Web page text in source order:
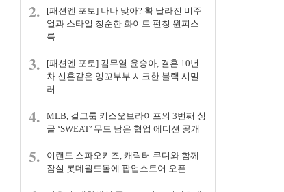
2.
[패션엔 포토] 나나 맞아? 확 달라진 비주
얼과 스타일 청순한 화이트 펀칭 원피스
룩
3.
[패션엔 포토] 김무열-윤승아, 결혼 10년
차 신혼같은 잉꼬부부 시크한 블랙 시밀
러...
4.
MLB, 걸그룹 키스오브라이프의 3번째 싱
글 ‘SWEAT’ 무드 담은 협업 에디션 공개
5.
이랜드 스파오키즈, 캐릭터 쿠디와 함께
잠실 롯데월드몰에 팝업스토어 오픈